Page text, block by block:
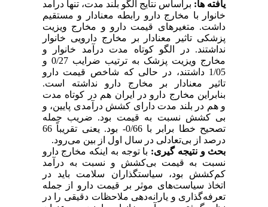
یافته ها: براساس نتایج الگو بلند مدت، تنها درآمد
خانوار با مخارج دارو رابطه معنادار و مستقیم
داشت. متغیرهای قیمت دارو و مخارج ویزیت
پزشکی تاثیر معنادار بر مخارج دارویی خانوار
نداشتند. در الگو کوتاه مدت درآمد خانوار و
مخارج ویزیت پزشک به ترتیب ضرایب 0/27 و
1/05 داشتند، در حالی که شاخص قیمت دارو
تاثیر معنادار بر مخارج دارو نداشته است.
بنابراین مخارج دارو در ایران هم در کوتاه مدت
و هم در بلند مدت دارای کشش درآمدی پایین، و
بی کشش نسبت به قیمت بود. ضریب جمله
تصحیح خطا برابر با 0/66- بود. یعنی تقریباً 66
درصد از بی‌تعادلی در سال اول از بین می‌رود.
بحث و نتیجه گیری: با توجه به اینکه مخارج دارو
نسبت به قیمت بی‌کشش و نسبت به درآمد
کم‌کشش بود، سیاستگذاران سلامت باید در
اتخاذ سیاست‌های موثر بر قیمت دارو از جمله
تعرفه‌گذاری و یارانه‌دهی ملاحظات دقیقی را در